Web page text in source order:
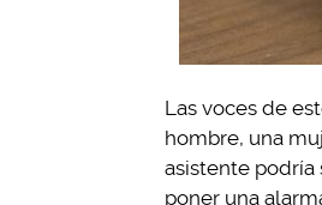
Las voces de
hombre, una
asistente podría
poner una